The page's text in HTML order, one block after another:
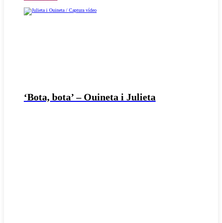
‘Bota, bota’ – Ouineta i Julieta